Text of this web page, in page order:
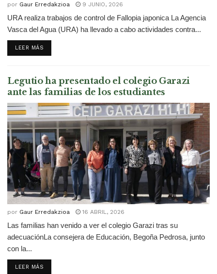
por Gaur Erredakzioa 9 JUNIO, 2026
URA realiza trabajos de control de Fallopia japonica La Agencia
Vasca del Agua (URA) ha llevado a cabo actividades contra...
LEER MÁS
Legutio ha presentado el colegio Garazi
ante las familias de los estudiantes
por Gaur Erredakzioa 16 ABRIL, 2026
Las familias han venido a ver el colegio Garazi tras su
adecuaciónLa consejera de Educación, Begoña Pedrosa, junto
con la...
LEER MÁS